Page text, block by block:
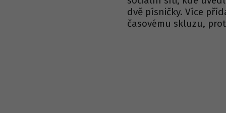
dvě písničky. Více
časovému skluzu,